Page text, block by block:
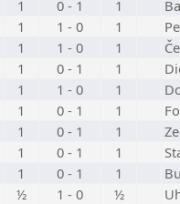
1 0 - 1 1
1 1 - 0 1
1 1 - 0 1
1 0 - 1 1
1 1 - 0 1
1 0 - 1 1
1 0 - 1 1
1 0 - 1 1
1 0 - 1 1
½ 1 - 0 ½